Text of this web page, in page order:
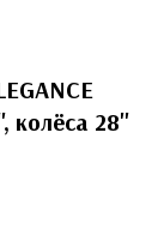
колёса 28''